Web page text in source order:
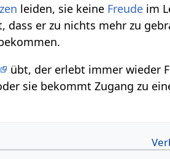
leiden, sie keine Freude im
dass er zu nichts mehr zu
übt, der erlebt immer wieder
sie bekommt Zugang zu